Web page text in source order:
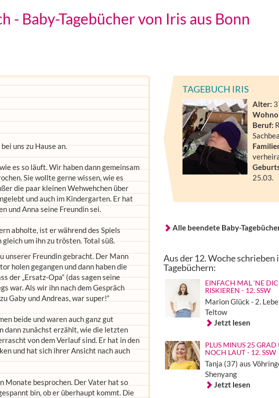
- Baby-Tagebücher von Iris aus Bonn
uns zu Hause an.
es so läuft. Wir haben dann gemeinsam
Sie wollte gerne wissen, wie es
die paar kleinen Wehwehchen über
und auch im Kindergarten. Er hat
und Anna seine Freundin sei.
abholte, ist er während des Spiels
um ihn zu trösten. Total süß.
unserer Freundin gebracht. Der Mann
holen gegangen und dann haben die
der „Ersatz-Opa“ (das sagen seine
war. Als wir ihn nach dem Gespräch
Gaby und Andreas, war super!“
beide und waren auch ganz gut
dann zunächst erzählt, wie die letzten
von dem Verlauf sind. Er hat in den
und hat sich ihrer Ansicht nach auch
Monate besprochen. Der Vater hat so
bin, ob er überhaupt kommt. Die
TAGEBUCH IRIS
Alter:
Beruf:
25.03.
Alle beendete Baby-
Aus der 12. Woche schrieben
Tagebüchern:
EINFACH MAL ‘NE
RISKIEREN - 12. SSW
Marion Glück - 2.
Teltow
Jetzt lesen
PLUS MINUS 25 GRAD
NOCH LAUT - 12. SSW
Tanja (37) aus
Shenyang
Jetzt lesen